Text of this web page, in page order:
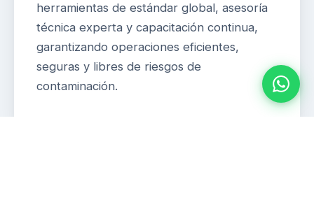
herramientas de estándar global, asesoría
técnica experta y capacitación continua,
garantizando operaciones eficientes,
seguras y libres de riesgos de
contaminación.